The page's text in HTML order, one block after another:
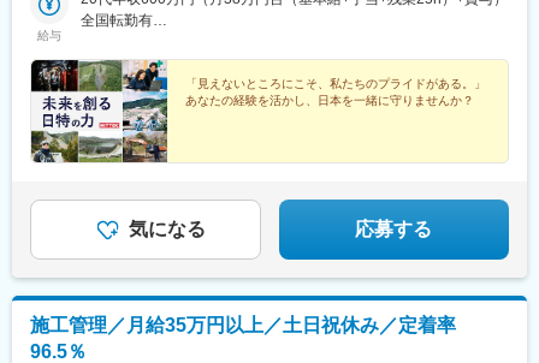
戸駅、宮原駅、葭川公園駅、日本大通り駅、市役所前駅(長野県)、
後赤塚駅、直江津駅、西岐阜駅、春日町駅、津新町駅、竹田駅(京
都府)、旧居留地・大丸前駅、岩出駅、伏石駅、いよ立花駅、知寄
町二丁目駅、鳥取駅、松江駅、大元駅、宮野駅、佐賀駅、諫早
駅、健軍町駅、高城駅、宮崎駅、唐湊駅、浦添前田駅、馬喰横山
駅、大須観音駅、北浜駅(大阪府)、銀山町駅、呉服町駅(福岡県)、
駅、元町駅(兵庫県)、知寄町駅、神田駅(鹿児島県)、馬喰町駅、本
町駅、的場町駅、櫛田神社前駅、加茂宮駅、栄町駅(千葉県)、元
町・中華街駅、知寄町一丁目駅、工学部前駅
給与
全国転勤有
与）全国転勤有
「見えないところにこそ、私たちのプライドがある。」
あなたの経験を活かし、日本を一緒に守りませんか？
気になる 応募する
施工管理／月給35万円以上／土日祝休み／定着率
96.5％